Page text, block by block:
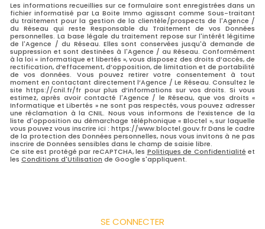
Les informations recueillies sur ce formulaire sont enregistrées dans un
fichier informatisé par La Boite Immo agissant comme Sous-traitant
du traitement pour la gestion de la clientèle/prospects de l'Agence /
du Réseau qui reste Responsable du Traitement de vos Données
personnelles. La base légale du traitement repose sur l'intérêt légitime
de l'Agence / du Réseau. Elles sont conservées jusqu'à demande de
suppression et sont destinées à l'Agence / au Réseau. Conformément
à la loi « informatique et libertés », vous disposez des droits d’accès, de
rectification, d’effacement, d’opposition, de limitation et de portabilité
de vos données. Vous pouvez retirer votre consentement à tout
moment en contactant directement l’Agence / Le Réseau. Consultez le
site https://cnil.fr/fr pour plus d’informations sur vos droits. Si vous
estimez, après avoir contacté l'Agence / le Réseau, que vos droits «
Informatique et Libertés » ne sont pas respectés, vous pouvez adresser
une réclamation à la CNIL. Nous vous informons de l’existence de la
liste d'opposition au démarchage téléphonique « Bloctel », sur laquelle
vous pouvez vous inscrire ici : https://www.bloctel.gouv.fr Dans le cadre
de la protection des Données personnelles, nous vous invitons à ne pas
inscrire de Données sensibles dans le champ de saisie libre.
Ce site est protégé par reCAPTCHA, les Politiques de Confidentialité et
les Conditions d'Utilisation de Google s'appliquent.
SE CONNECTER